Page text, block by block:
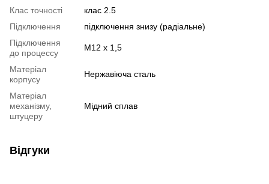
Клас точності
клас 2.5
Підключення
підключення знизу (радіальне)
Підключення
до процессу
М12 х 1,5
Матеріал
корпусу
Нержавіюча сталь
Матеріал
механізму,
штуцеру
Мідний сплав
Відгуки